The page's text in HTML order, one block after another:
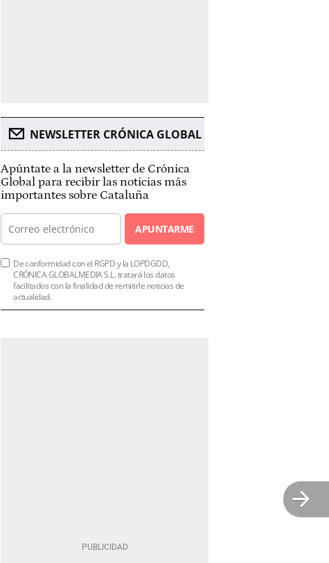
NEWSLETTER CRÓNICA GLOBAL
Apúntate a la newsletter de Crónica
Global para recibir las noticias más
importantes sobre Cataluña
APUNTARME
De conformidad con el RGPD y la LOPDGDD,
CRÓNICA GLOBALMEDIA S.L. tratará los datos
facilitados con la finalidad de remitirle noticias de
actualidad.